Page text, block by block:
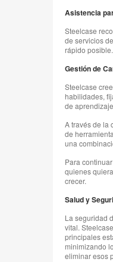
Asistencia
Steelcase
de servicios
rápido posible.
Gestión de
Steelcase
habilidades,
de
A través de la
de
una
Para
quienes
crecer.
Salud y
La seguridad
vital.
principales
minimizando
eliminar esos